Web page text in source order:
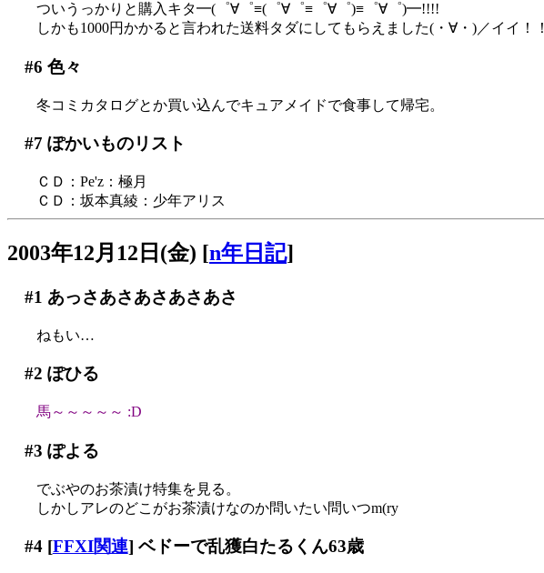
ついうっかりと購入キタ━(゜∀゜≡(゜∀゜≡゜∀゜)≡゜∀゜)━!!!!
しかも1000円かかると言われた送料タダにしてもらえました(・∀・)／イイ！！
#6 色々
冬コミカタログとか買い込んでキュアメイドで食事して帰宅。
#7 ぽかいものリスト
ＣＤ：Pe'z：極月
ＣＤ：坂本真綾：少年アリス
2003年12月12日(金) [n年日記]
#1 あっさあさあさあさあさ
ねもい…
#2 ぽひる
馬～～～～～ :D
#3 ぽよる
でぶやのお茶漬け特集を見る。
しかしアレのどこがお茶漬けなのか問いたい問いつm(ry
#4[FFXI関連] ベドーで乱獲白たるくん63歳